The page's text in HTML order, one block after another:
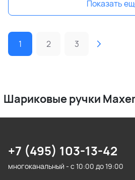
Показать
1 2 3
Шариковые ручки
+7 (495) 103-13-42
многоканальный - с 10:00 до 19:00